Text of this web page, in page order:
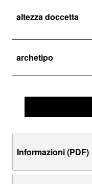
altezza doccetta
archetipo
Informazioni (PDF)